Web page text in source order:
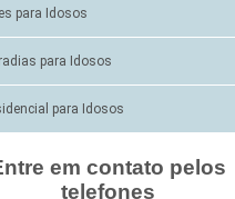
para Idosos
para Idosos
para Idosos
em contato pelos
telefones